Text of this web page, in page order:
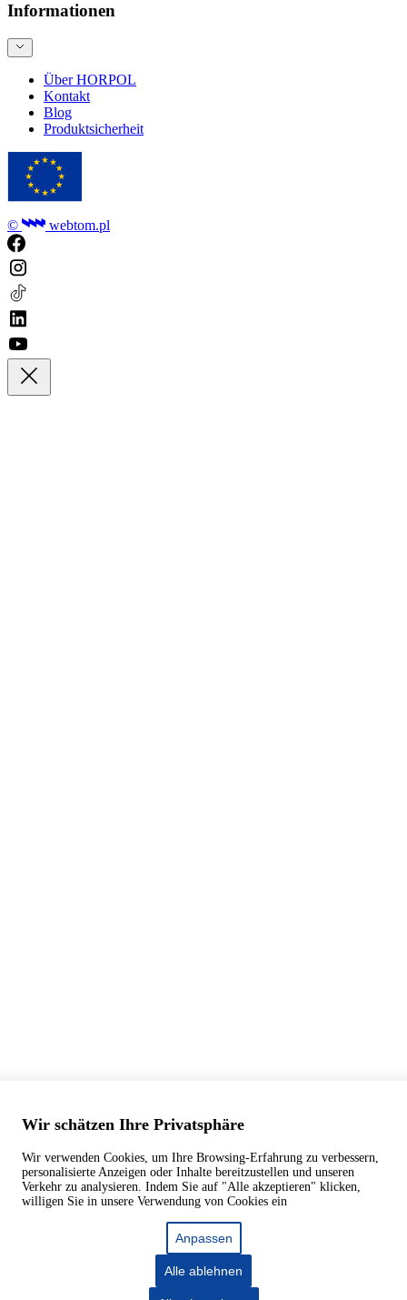
Informationen
Über HORPOL
Kontakt
Blog
Produktsicherheit
© webtom.pl
Wir schätzen Ihre Privatsphäre
Wir verwenden Cookies, um Ihre Browsing-Erfahrung zu verbessern,
personalisierte Anzeigen oder Inhalte bereitzustellen und unseren
Verkehr zu analysieren. Indem Sie auf "Alle akzeptieren" klicken,
willigen Sie in unsere Verwendung von Cookies ein
Anpassen
Alle ablehnen